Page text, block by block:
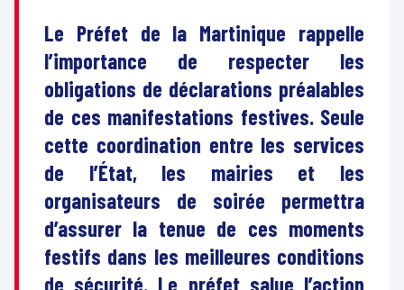
Le Préfet de la Martinique rappelle
l’importance de respecter les
obligations de déclarations préalables
de ces manifestations festives. Seule
cette coordination entre les services
de l’État, les mairies et les
organisateurs de soirée permettra
d’assurer la tenue de ces moments
festifs dans les meilleures conditions
de sécurité. Le préfet salue l’action